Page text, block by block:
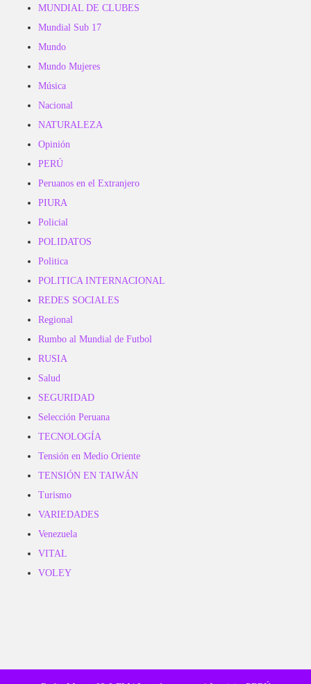
MUNDIAL DE CLUBES
Mundial Sub 17
Mundo
Mundo Mujeres
Música
Nacional
NATURALEZA
Opinión
PERÚ
Peruanos en el Extranjero
PIURA
Policial
POLIDATOS
Politica
POLITICA INTERNACIONAL
REDES SOCIALES
Regional
Rumbo al Mundial de Futbol
RUSIA
Salud
SEGURIDAD
Selección Peruana
TECNOLOGÍA
Tensión en Medio Oriente
TENSIÓN EN TAIWÁN
Turismo
VARIEDADES
Venezuela
VITAL
VOLEY